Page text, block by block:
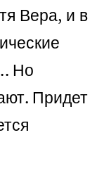
Вера, и в
Но
Придет